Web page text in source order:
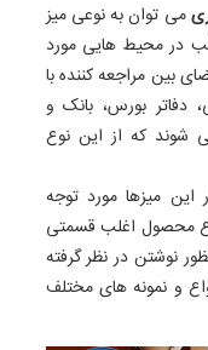
می ‌توان به ‌نوعی میز
در محیط‌ هایی مورد
بین مراجعه‌ کننده با
دفاتر بورس، بانک و
شوند که از این نوع
میزها مورد توجه
محصول اغلب قسمتی
نوشتن در نظر گرفته
و نمونه‌ های مختلف